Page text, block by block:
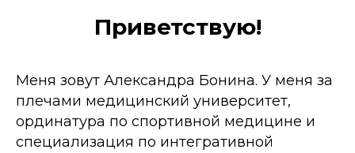
Приветствую!
Меня зовут Александра Бонина. У меня за
плечами медицинский университет,
ординатура по спортивной медицине и
специализация по интегративной